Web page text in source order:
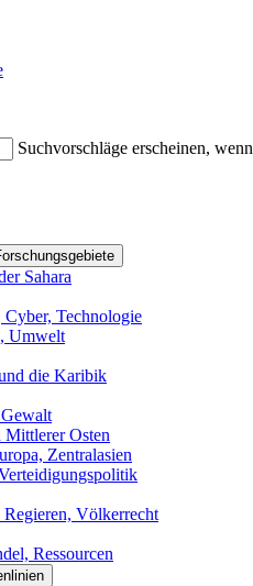
Suchvorschläge erscheinen,
Sahara
Technologie
Umwelt
die Karibik
Osten
Zentralasien
Völkerrecht
Ressourcen